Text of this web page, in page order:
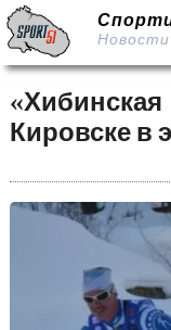
Кировске в